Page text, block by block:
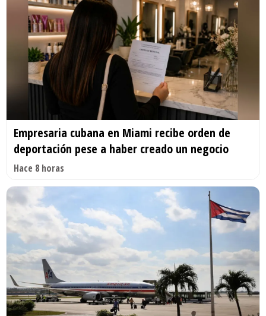
Empresaria cubana en Miami recibe orden de
deportación pese a haber creado un negocio
Hace 8 horas